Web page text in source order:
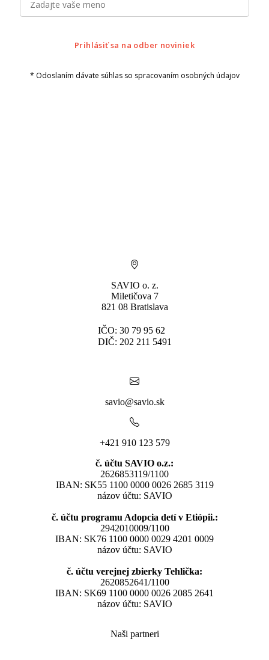
Prihlásiť sa na odber noviniek
* Odoslaním dávate súhlas so spracovaním osobných údajov
SAVIO o. z.
Miletičova 7
821 08 Bratislava
IČO: 30 79 95 62
DIČ: 202 211 5491
savio@savio.sk
+421 910 123 579
č. účtu SAVIO o.z.:
2626853119/1100
IBAN: SK55 1100 0000 0026 2685 3119
názov účtu: SAVIO
č. účtu programu Adopcia detí v Etiópii.:
2942010009/1100
IBAN: SK76 1100 0000 0029 4201 0009
názov účtu: SAVIO
č. účtu verejnej zbierky Tehlička:
2620852641/1100
IBAN: SK69 1100 0000 0026 2085 2641
názov účtu: SAVIO
Naši partneri